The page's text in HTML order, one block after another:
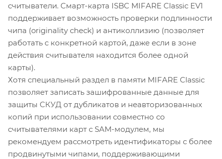
считыватели. Смарт-карта ISBC MIFARE Classic EV1
поддерживает возможность проверки подлинности
чипа (originality check) и антиколлизию (позволяет
работать с конкретной картой, даже если в зоне
действия считывателя находится более одной
карты).
Хотя специальный раздел в памяти MIFARE Classic
позволяет записать зашифрованные данные для
защиты СКУД от дубликатов и неавторизованных
копий при использовании совместно со
считывателями карт с SAM-модулем, мы
рекомендуем рассмотреть идентификаторы с более
продвинутыми чипами, поддерживающими